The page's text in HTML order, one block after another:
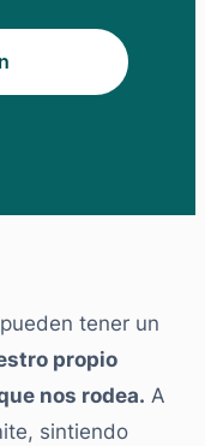
tener un
propio
nos rodea. A
sintiendo